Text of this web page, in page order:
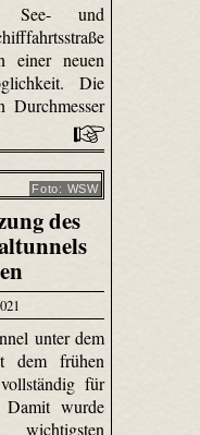
See- und
einer neuen
Die
Durchmesser
Foto: WSW
des
unter dem
dem frühen
für
Damit wurde